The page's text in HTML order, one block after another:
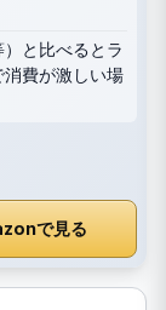
と比べるとラ
費が激しい場
で見る